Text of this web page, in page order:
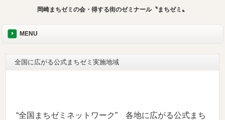
岡崎まちゼミの会・得する街のゼミナール〝まちゼミ〟
MENU
全国に広がる公式まちゼミ実施地域
“全国まちゼミネットワーク” 各地に広がる公式まち